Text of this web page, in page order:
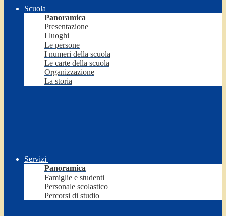
Scuola
Panoramica
Presentazione
I luoghi
Le persone
I numeri della scuola
Le carte della scuola
Organizzazione
La storia
Servizi
Panoramica
Famiglie e studenti
Personale scolastico
Percorsi di studio